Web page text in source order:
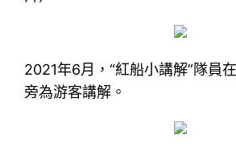
2021年6月，“紅船小講解”隊員
旁為游客講解。